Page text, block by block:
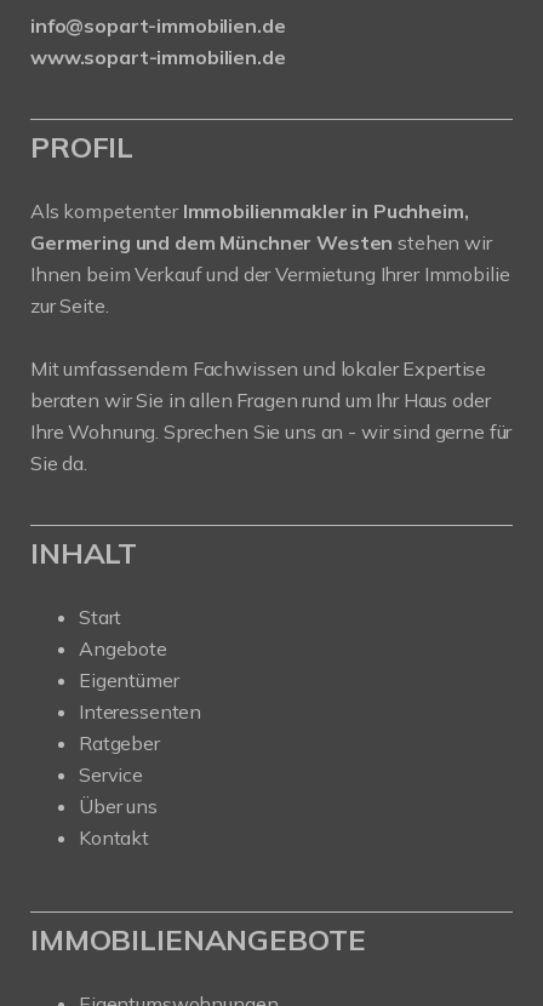
info@sopart-immobilien.de
www.sopart-immobilien.de
PROFIL
Als kompetenter Immobilienmakler in Puchheim,
Germering und dem Münchner Westen stehen wir
Ihnen beim Verkauf und der Vermietung Ihrer Immobilie
zur Seite.
Mit umfassendem Fachwissen und lokaler Expertise
beraten wir Sie in allen Fragen rund um Ihr Haus oder
Ihre Wohnung. Sprechen Sie uns an - wir sind gerne für
Sie da.
INHALT
Start
Angebote
Eigentümer
Interessenten
Ratgeber
Service
Über uns
Kontakt
IMMOBILIENANGEBOTE